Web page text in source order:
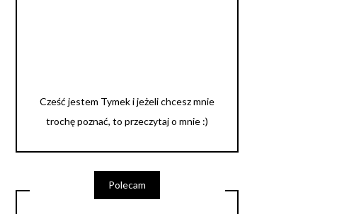
Cześć jestem Tymek i jeżeli chcesz mnie
trochę poznać, to przeczytaj o mnie :)
Polecam